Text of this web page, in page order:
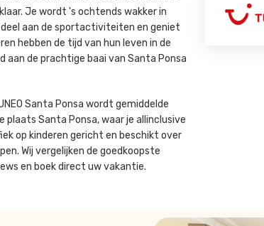
Je wordt 's ochtends wakker in
aan de sportactiviteiten en geniet
hebben de tijd van hun leven in de
aan de prachtige baai van Santa Ponsa
Santa Ponsa wordt gemiddelde
plaats Santa Ponsa, waar je allinclusive
op kinderen gericht en beschikt over
Wij vergelijken de goedkoopste
en boek direct uw vakantie.